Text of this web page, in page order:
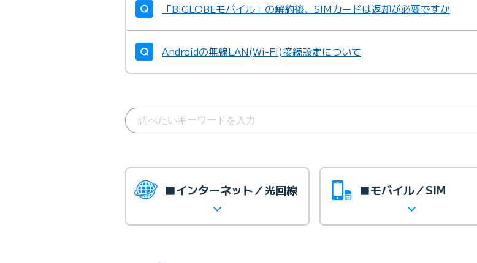
「BIGLOBEモバイル」の解約後、SIMカードは返却が必要ですか
Androidの無線LAN(Wi-Fi)接続設定について
■インターネット／光回線 ■モバイル／SIM